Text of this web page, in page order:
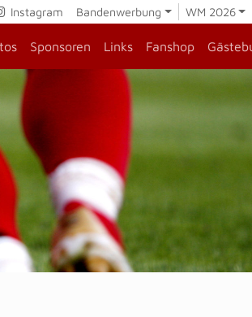
Instagram Bandenwerbung WM 2026
Sponsoren Links Fanshop